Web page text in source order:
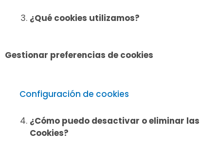
¿Qué cookies utilizamos?
Gestionar preferencias de cookies
Configuración de cookies
¿Cómo puedo desactivar o eliminar las
Cookies?